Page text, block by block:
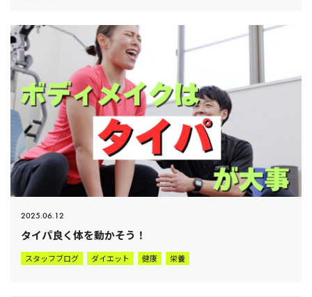
2025.06.12
タイパ良く体を動かそう！
スタッフブログ ダイエット 健康 栄養